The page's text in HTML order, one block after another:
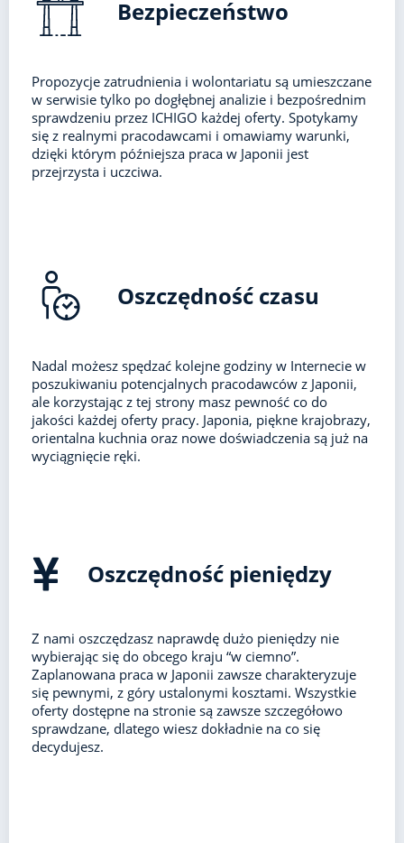
Bezpieczeństwo
Propozycje zatrudnienia i wolontariatu są umieszczane
w serwisie tylko po dogłębnej analizie i bezpośrednim
sprawdzeniu przez ICHIGO każdej oferty. Spotykamy
się z realnymi pracodawcami i omawiamy warunki,
dzięki którym późniejsza praca w Japonii jest
przejrzysta i uczciwa.
Oszczędność czasu
Nadal możesz spędzać kolejne godziny w Internecie w
poszukiwaniu potencjalnych pracodawców z Japonii,
ale korzystając z tej strony masz pewność co do
jakości każdej oferty pracy. Japonia, piękne krajobrazy,
orientalna kuchnia oraz nowe doświadczenia są już na
wyciągnięcie ręki.
Oszczędność pieniędzy
Z nami oszczędzasz naprawdę dużo pieniędzy nie
wybierając się do obcego kraju “w ciemno”.
Zaplanowana praca w Japonii zawsze charakteryzuje
się pewnymi, z góry ustalonymi kosztami. Wszystkie
oferty dostępne na stronie są zawsze szczegółowo
sprawdzane, dlatego wiesz dokładnie na co się
decydujesz.